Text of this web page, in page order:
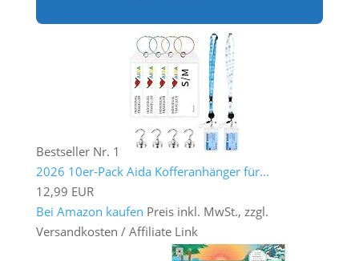
Bestseller Nr. 1
2026 10er-Pack Aida Kofferanhänger für...
12,99 EUR
Bei Amazon kaufen Preis inkl. MwSt., zzgl.
Versandkosten / Affiliate Link